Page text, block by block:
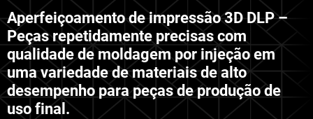
Aperfeiçoamento de impressão 3D DLP –
Peças repetidamente precisas com
qualidade de moldagem por injeção em
uma variedade de materiais de alto
desempenho para peças de produção de
uso final.